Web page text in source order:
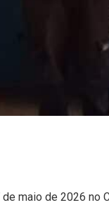
maio de 2026 no